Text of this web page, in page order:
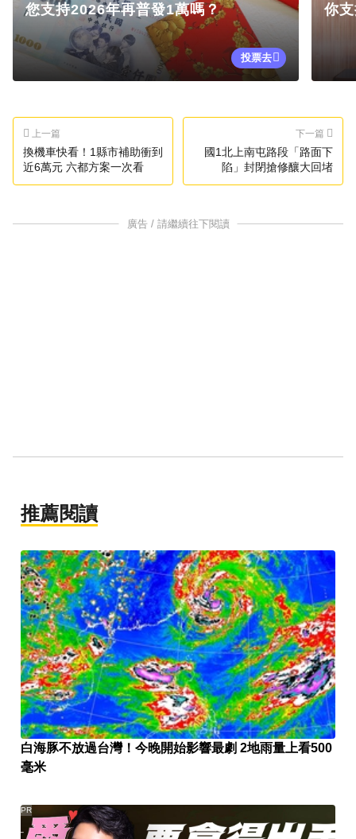
您支持2026年再普發1萬嗎？
投票去
你
上一篇
換機車快看！1縣市補助衝到
近6萬元 六都方案一次看
下一篇
國1北上南屯路段「路面下
陷」封閉搶修釀大回堵
廣告 / 請繼續往下閱讀
推薦閱讀
白海豚不放過台灣！今晚開始影響最劇 2地雨量上看500
毫米
PR